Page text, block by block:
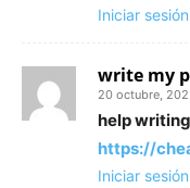
Iniciar
write my
20 octubre,
help
https://
Iniciar